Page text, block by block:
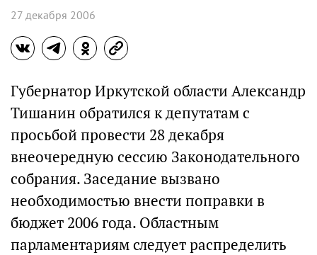
27 декабря 2006
Губернатор Иркутской области Александр
Тишанин обратился к депутатам с
просьбой провести 28 декабря
внеочередную сессию Законодательного
собрания. Заседание вызвано
необходимостью внести поправки в
бюджет 2006 года. Областным
парламентариям следует распределить